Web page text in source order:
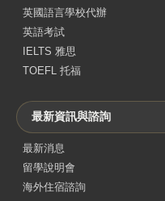
英國語言學校代辦
英語考試
IELTS 雅思
TOEFL 托福
最新資訊與諮詢
最新消息
留學說明會
海外住宿諮詢